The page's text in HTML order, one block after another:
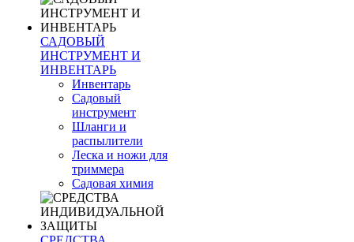
САДОВЫЙ
ИНСТРУМЕНТ И
ИНВЕНТАРЬ
Инвентарь
Садовый
инструмент
Шланги и
распылители
Леска и ножи для
триммера
Садовая химия